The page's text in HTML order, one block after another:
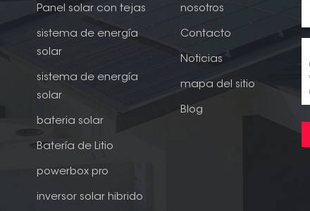
Panel solar con tejas
sistema de energía
solar
sistema de energía
solar
bateria solar
Batería de Litio
powerbox pro
inversor solar hibrido
nosotros
Contacto
Noticias
mapa del sitio
Blog